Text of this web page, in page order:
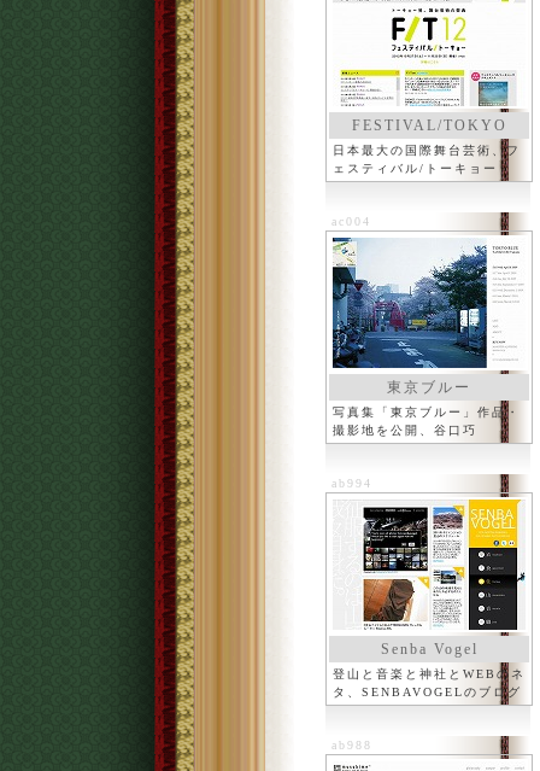
FESTIVAL/TOKYO
日本最大の国際舞台芸術、フ
ェスティバル/トーキョー
ac004
東京ブルー
写真集「東京ブルー」作品・
撮影地を公開、谷口巧
ab994
Senba Vogel
登山と音楽と神社とWEBのネ
タ、SENBAVOGELのブログ
ab988